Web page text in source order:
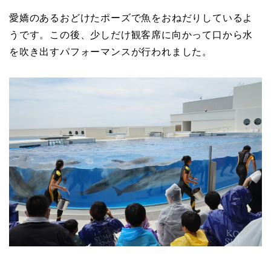
愛嬌のあるおどけたポーズで魚をおねだりしているよ
うです。この後、少しだけ観客席に向かって口から水
を吹き出すパフォーマンスが行われました。